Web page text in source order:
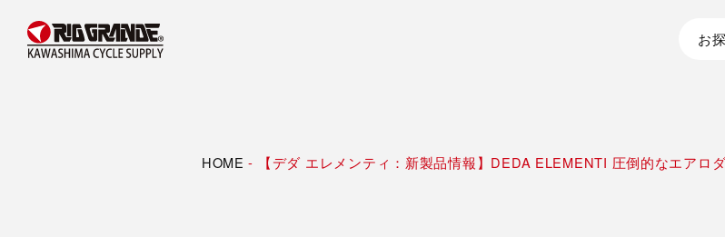
お
HOME -
【デダ エレメンティ：新製品情報】DEDA ELEMENTI 圧倒的なエア